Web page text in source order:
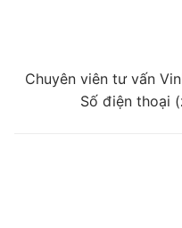
Chuyên viên tư vấn
Số điện thoại